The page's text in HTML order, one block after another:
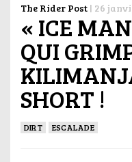
The Rider Post | 26
« ICE
QUI
SHORT !
DIRT ESCALADE